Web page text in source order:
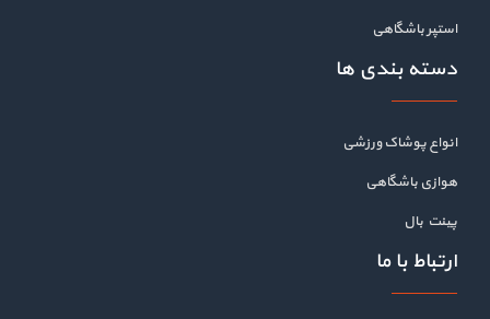
استپر باشگاهی
دسته بندی ها
انواع پوشاک ورزشی
هوازی باشگاهی
پینت بال
ارتباط با ما